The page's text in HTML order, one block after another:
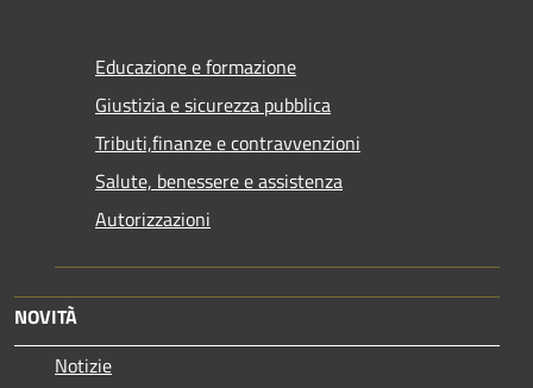
Educazione e formazione
Giustizia e sicurezza pubblica
Tributi,finanze e contravvenzioni
Salute, benessere e assistenza
Autorizzazioni
NOVITÀ
Notizie